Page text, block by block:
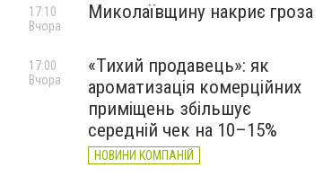
Миколаївщину накриє гроза
17:10
Вчора
«Тихий продавець»: як
ароматизація комерційних
приміщень збільшує
середній чек на 10–15%
НОВИНИ КОМПАНІЙ
17:00
Вчора